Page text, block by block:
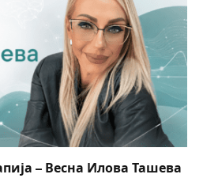
– Весна Илова Ташева